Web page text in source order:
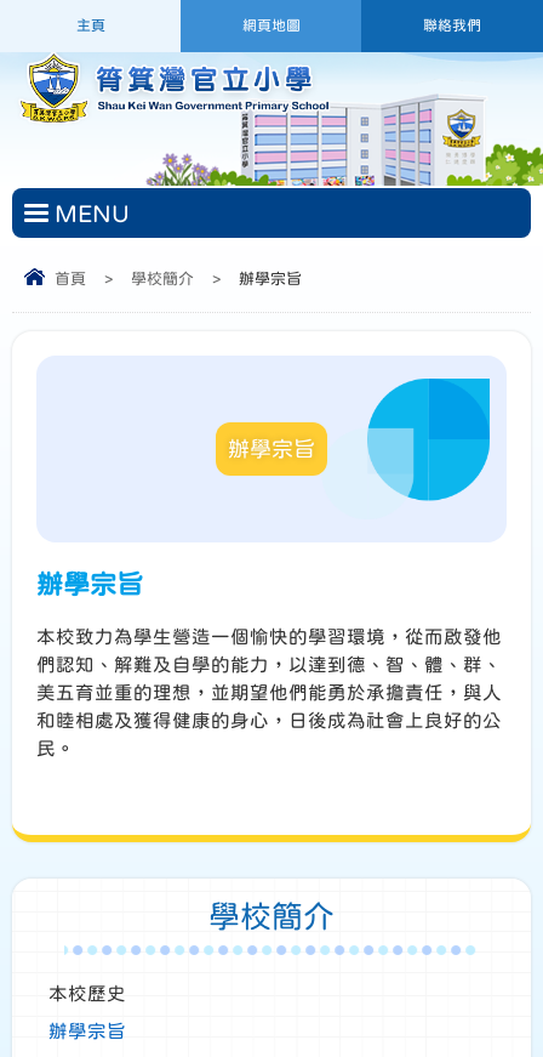
主頁 網頁地圖 聯絡我們
MENU
首頁 > 學校簡介 > 辦學宗旨
辦學宗旨
辦學宗旨
本校致力為學生營造一個愉快的學習環境，從而啟發他
們認知、解難及自學的能力，以達到德、智、體、群、
美五育並重的理想，並期望他們能勇於承擔責任，與人
和睦相處及獲得健康的身心，日後成為社會上良好的公
民。
學校簡介
本校歷史
辦學宗旨